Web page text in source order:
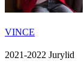
VINCE
2021-2022 Jurylid